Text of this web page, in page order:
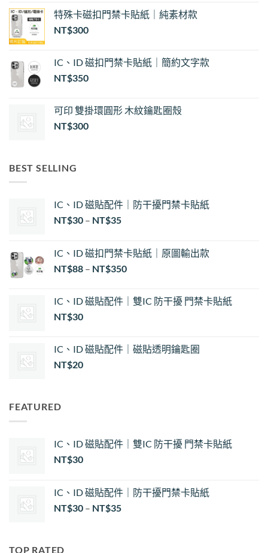
特殊卡磁扣門禁卡貼紙｜純素材款
NT$300
IC、ID 磁扣門禁卡貼紙｜簡約文字款
NT$350
可印 雙掛環圓形 木紋鑰匙圈殼
NT$300
BEST SELLING
IC、ID 磁貼配件｜防干擾門禁卡貼紙
NT$30 – NT$35價
圍：
NT$30
NT$35
IC、ID 磁扣門禁卡貼紙｜原圖輸出款
NT$88 – NT$350
IC、ID 磁貼配件｜雙IC 防干擾 門禁卡貼紙
NT$30
IC、ID 磁貼配件｜磁貼透明鑰匙圈
NT$20
FEATURED
IC、ID 磁貼配件｜雙IC 防干擾 門禁卡貼紙
NT$30
IC、ID 磁貼配件｜防干擾門禁卡貼紙
NT$30 – NT$35價
TOP RATED